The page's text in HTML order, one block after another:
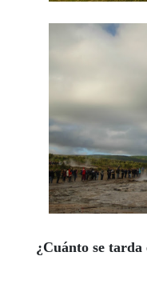
¿Cuánto se